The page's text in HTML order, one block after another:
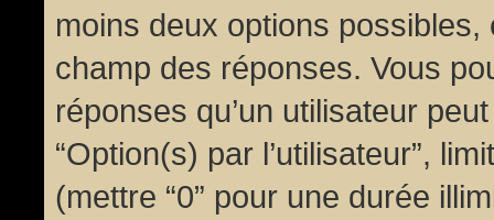
moins deux options
champ des réponses. Vous
réponses qu’un utilisateur
“Option(s) par l’utilisateur”,
(mettre “0” pour une durée